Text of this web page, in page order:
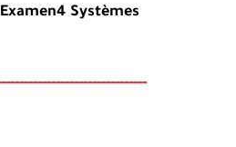
Examen4 Systèmes
-